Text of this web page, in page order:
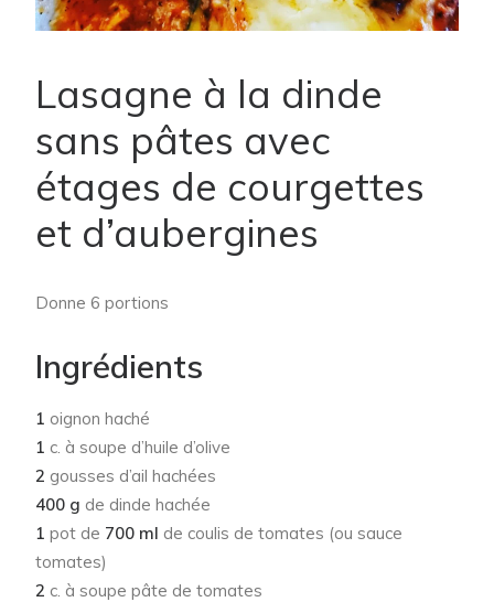
Lasagne à la dinde
sans pâtes avec
étages de courgettes
et d’aubergines
Donne 6 portions
Ingrédients
1 oignon haché
1 c. à soupe d’huile d’olive
2 gousses d’ail hachées
400 g de dinde hachée
1 pot de 700 ml de coulis de tomates (ou sauce
tomates)
2 c. à soupe pâte de tomates